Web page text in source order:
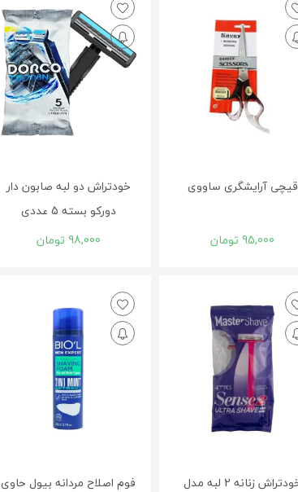
قیچی آرایشگری ساووی
95,000تومان
خودتراش دو لبه صابون دار
دورکو بسته 5 عددی
98,000 تومان
خودتراش زنانه 2 لبه مدل
فوم اصلاح مردانه بیول حاوی